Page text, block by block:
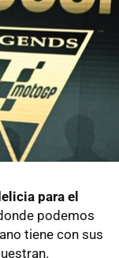
para el
podemos
tiene con sus